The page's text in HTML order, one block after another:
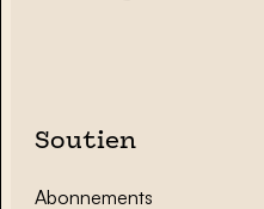
Soutien
Abonnements